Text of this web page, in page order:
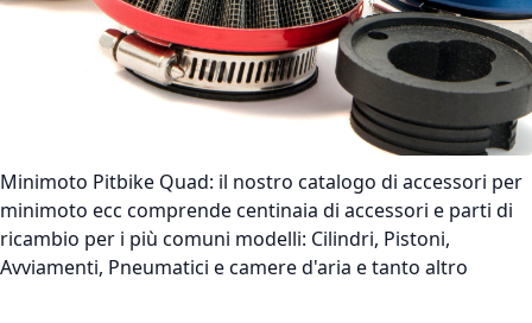
Minimoto Pitbike Quad: il nostro catalogo di accessori per
minimoto ecc comprende centinaia di accessori e parti di
ricambio per i più comuni modelli: Cilindri, Pistoni,
Avviamenti, Pneumatici e camere d'aria e tanto altro